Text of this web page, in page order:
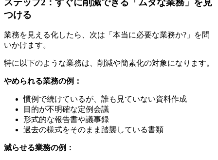
つける
業務を見える化したら、次は「本当に必要な業務か?」を問
いかけます。
特に以下のような業務は、削減や簡素化の対象になります。
やめられる業務の例：
慣例で続けているが、誰も見ていない資料作成
目的が不明確な定例会議
形式的な報告書や議事録
過去の様式をそのまま踏襲している書類
減らせる業務の例：